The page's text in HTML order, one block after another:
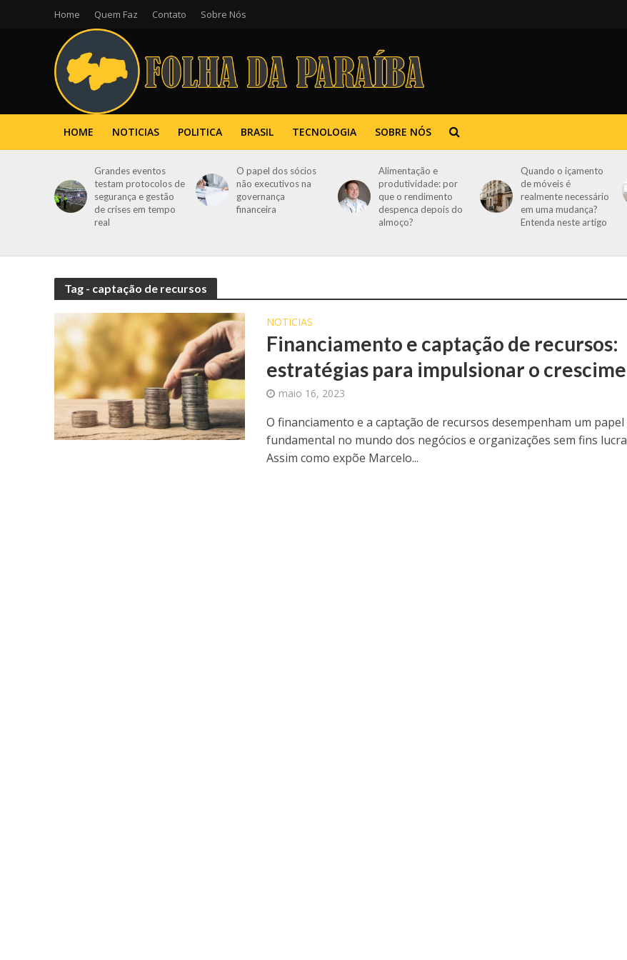
Home Quem Faz Contato Sobre Nós
HOME NOTICIAS POLITICA BRASIL TECNOLOGIA SOBRE NÓS
Grandes eventos
testam protocolos de
segurança e gestão
de crises em tempo
real
O papel dos sócios
não executivos na
governança
financeira
Alimentação e
produtividade: por
que o rendimento
despenca depois do
almoço?
Quando o içamento
de móveis é
realmente necessário
em uma mudança?
Entenda neste artigo
Tag - captação de recursos
NOTICIAS
Financiamento e captação de recursos:
estratégias para impulsionar o
maio 16, 2023
O financiamento e a captação de recursos desempenham um papel
fundamental no mundo dos negócios e organizações sem fins
Assim como expõe Marcelo...